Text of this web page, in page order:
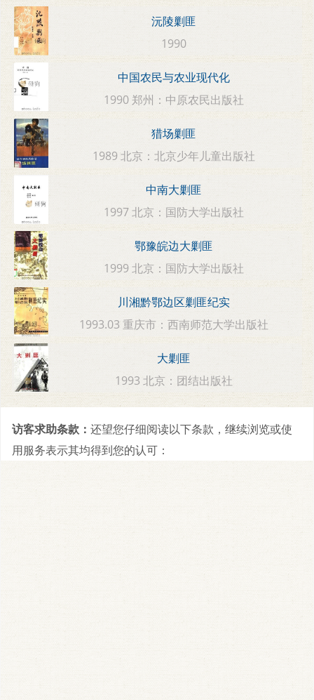
沅陵剿匪
1990
中国农民与农业现代化
1990 郑州：中原农民出版社
猎场剿匪
1989 北京：北京少年儿童出版社
中南大剿匪
1997 北京：国防大学出版社
鄂豫皖边大剿匪
1999 北京：国防大学出版社
川湘黔鄂边区剿匪纪实
1993.03 重庆市：西南师范大学出版社
大剿匪
1993 北京：团结出版社
访客求助条款： 还望您仔细阅读以下条款，继续浏览或使
用服务表示其均得到您的认可：